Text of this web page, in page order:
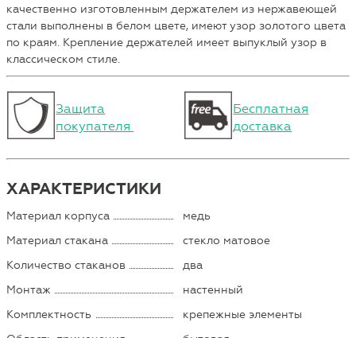
качественно изготовленным держателем из нержавеющей
стали выполнены в белом цвете, имеют узор золотого цвета
по краям. Крепление держателей имеет выпуклый узор в
классическом стиле.
Защита
покупателя
Бесплатная
доставка
ХАРАКТЕРИСТИКИ
Материал корпуса
медь
Материал стакана
стекло матовое
Количество стаканов
два
Монтаж
настенный
Комплектность
крепежные элементы